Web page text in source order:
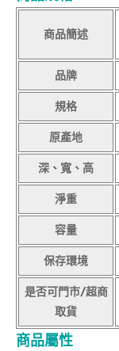
商品簡述
品牌
規格
原產地
深、寬、高
淨重
容量
保存環境
是否可門市/超商
取貨
商品屬性